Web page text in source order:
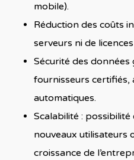
mobile).
Réduction des coûts
serveurs ni de
Sécurité des
fournisseurs certifiés,
automatiques.
Scalabilité :
nouveaux utilisateurs
croissance de